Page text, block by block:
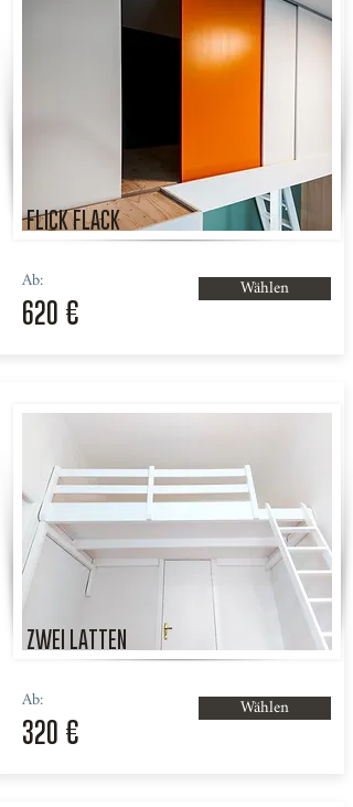
FLICK FLACK
Ab:
620 €
Wählen
ZWEI LATTEN
Ab:
320 €
Wählen